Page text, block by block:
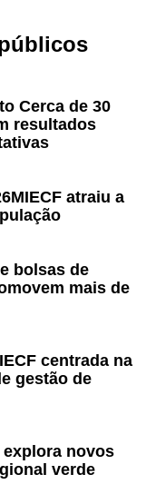
Cerca de 30
resultados
atraiu a
bolsas de
mais de
centrada na
gestão de
explora novos
verde